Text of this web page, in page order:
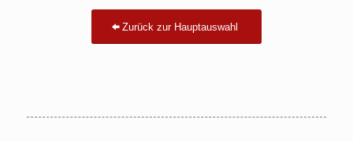
Zurück zur Hauptauswahl